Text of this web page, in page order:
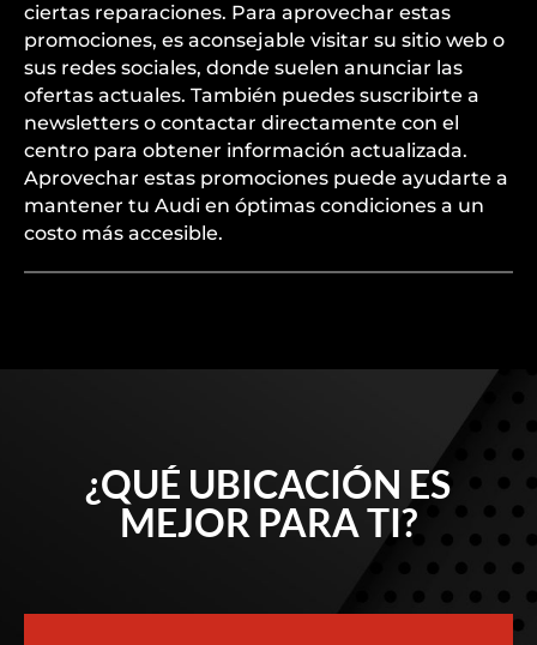
ciertas reparaciones. Para aprovechar estas
promociones, es aconsejable visitar su sitio web o
sus redes sociales, donde suelen anunciar las
ofertas actuales. También puedes suscribirte a
newsletters o contactar directamente con el
centro para obtener información actualizada.
Aprovechar estas promociones puede ayudarte a
mantener tu Audi en óptimas condiciones a un
costo más accesible.
¿QUÉ UBICACIÓN ES
MEJOR PARA TI?